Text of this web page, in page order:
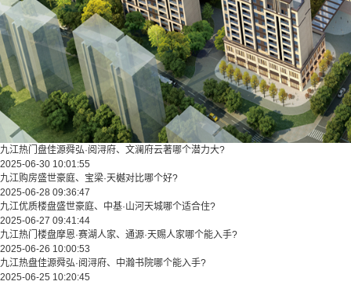
九江热门盘佳源舜弘·阅浔府、文澜府云著哪个潜力大?
2025-06-30 10:01:55
九江购房盛世豪庭、宝梁·天樾对比哪个好?
2025-06-28 09:36:47
九江优质楼盘盛世豪庭、中基·山河天城哪个适合住?
2025-06-27 09:41:44
九江热门楼盘摩恩·赛湖人家、通源·天赐人家哪个能入手?
2025-06-26 10:00:53
九江热盘佳源舜弘·阅浔府、中瀚书院哪个能入手?
2025-06-25 10:20:45